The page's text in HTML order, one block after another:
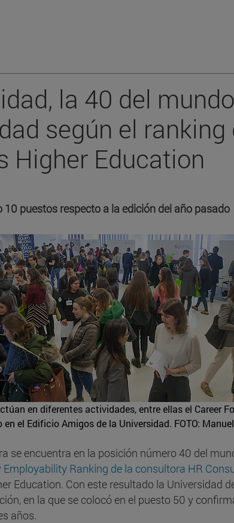
la 40 del
según el ranking
Higher Education
10 puestos respecto a la edición del año pasado
en diferentes actividades, entre ellas el Career
el Edificio Amigos de la Universidad. FOTO:
se encuentra en la posición número 40 del
Ranking de la consultora HR
Education. Con este resultado la Universidad
en la que se colocó en el puesto 50 y
años.